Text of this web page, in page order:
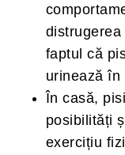
faptul că
urinează în
În casă,
posibilități
exercițiu